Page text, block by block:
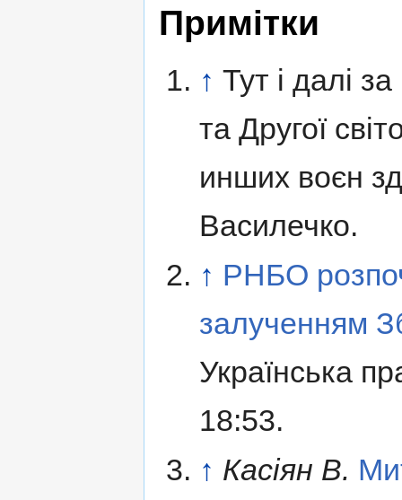
Примітки
↑ Тут і далі
та Другої
инших воєн
Василечко.
↑ РНБО
залученням
Українська
18:53.
↑ Касіян В.